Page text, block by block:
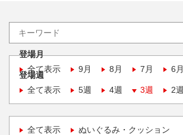
登場月
全て表示
9月 8月 7月 6月
登場週
全て表示
5週 4週 3週 2週
全て表示 ぬいぐるみ・クッション